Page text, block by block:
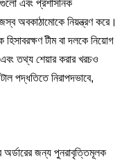
এবং প্রশাসনিক
অবকাঠামোকে নিয়ন্ত্রণ করে।
টীম বা দলকে নিয়োগ
তথ্য শেয়ার করার খরচও
পদ্ধতিতে নিরাপদভাবে,
অর্ডারের জন্য পুনরাবৃত্তিমূলক